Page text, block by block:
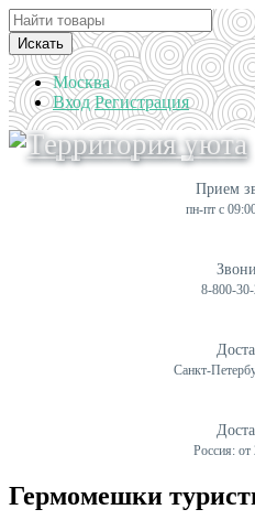
Искать
Москва
Вход Регистрация
Прием
пн-пт с
8-800-
Санкт-
Россия: от
Гермомешки